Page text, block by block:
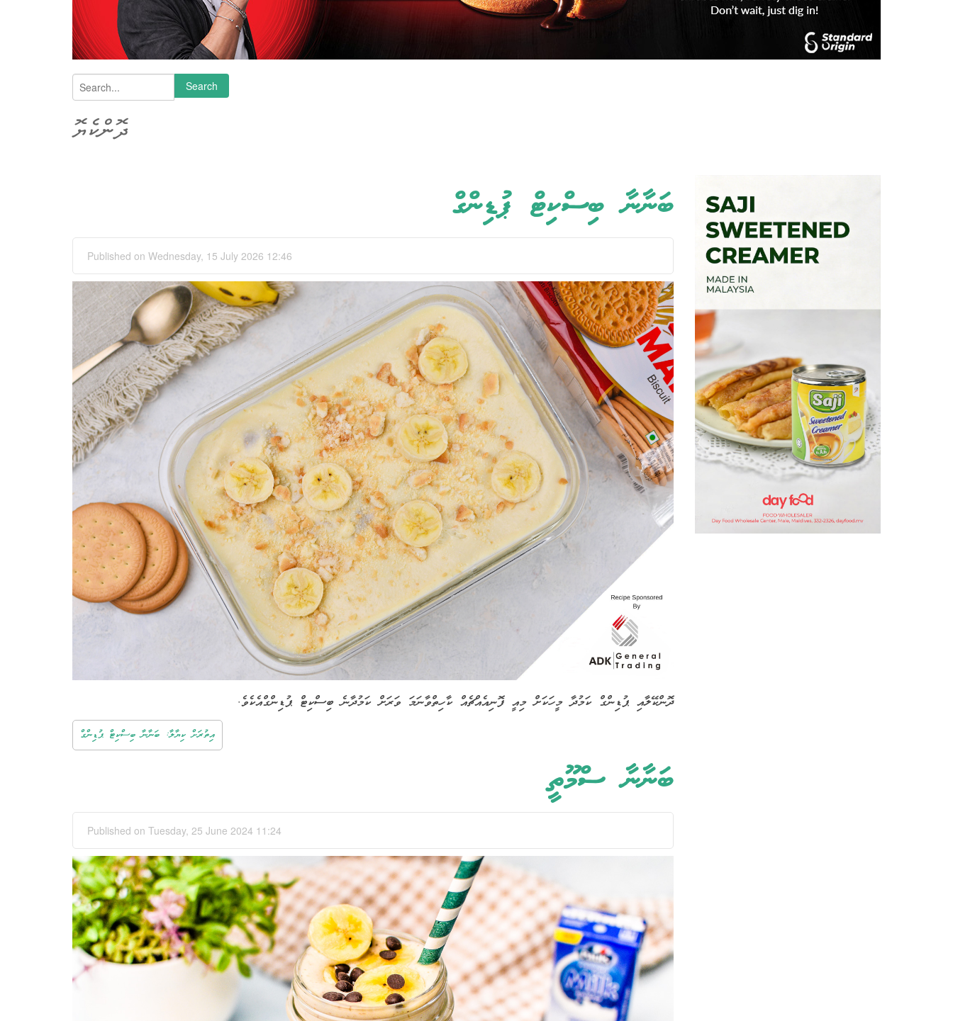
Search form
Search
ދޮންކެޔޮ
ބަނާނާ ބިސްކިޓް ޕުޑިންގް
Published on Wednesday, 15 July 2026 12:46
ދޮންކޭލާއި ޕުޑިންގް ކަމުދާ މީހަކަށް މިއީ ފޮނިއެއްޗެއް ކާހިތްވާނަމަ ވަރަށް ކަމުދާނެ ބިސްކިޓް ޕުޑިންގްއެކެވެ.
އިތުރަށް ކިޔާލާ: ބަނާނާ ބިސްކިޓް ޕުޑިންގް
ބަނާނާ ސްމޫތީ
Published on Tuesday, 25 June 2024 11:24